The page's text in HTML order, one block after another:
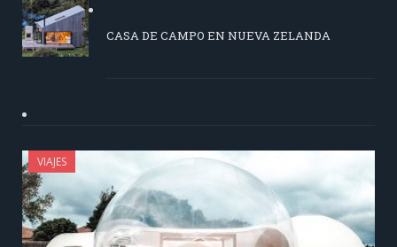
CASA DE CAMPO EN NUEVA ZELANDA
VIAJES